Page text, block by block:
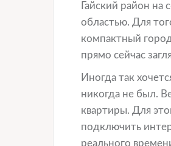
Гайский район на
областью. Для
компактный
прямо сейчас
Иногда так
никогда не был.
квартиры. Для
подключить
реального